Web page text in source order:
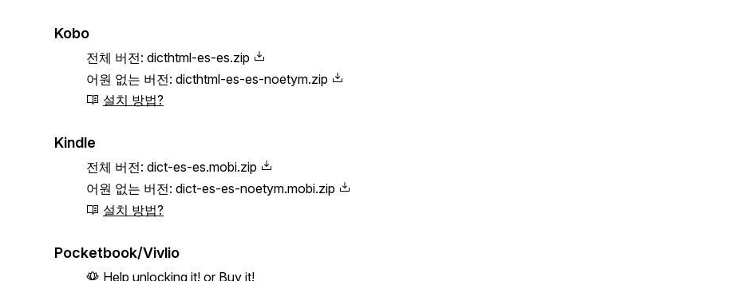
Kobo
전체 버전: dicthtml-es-es.zip
어원 없는 버전: dicthtml-es-es-noetym.zip
설치 방법?
Kindle
전체 버전: dict-es-es.mobi.zip
어원 없는 버전: dict-es-es-noetym.mobi.zip
설치 방법?
Pocketbook/Vivlio
Help unlocking it! or Buy it!